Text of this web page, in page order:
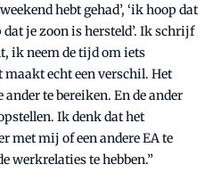
hebt gehad’, ‘ik hoop dat
dat je zoon is hersteld’. Ik schrijf
ik neem de tijd om iets
echt een verschil. Het
te bereiken. En de ander
Ik denk dat het
met mij of een andere EA te
werkrelaties te hebben.”